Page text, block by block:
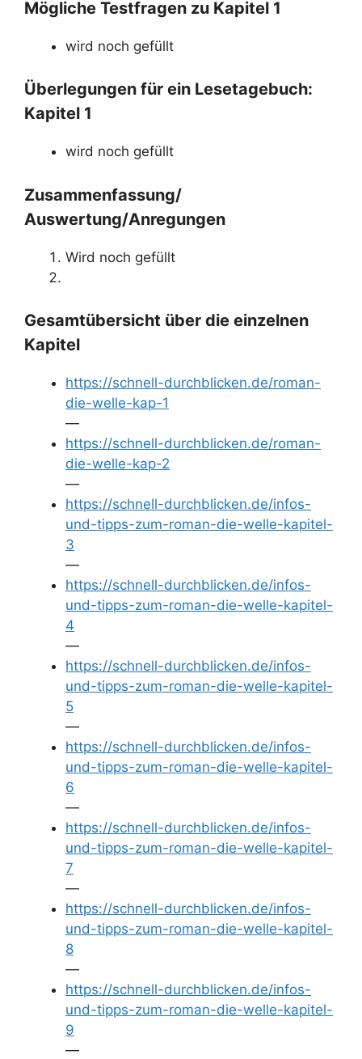
Mögliche Testfragen zu Kapitel 1
wird noch gefüllt
Überlegungen für ein Lesetagebuch:
Kapitel 1
wird noch gefüllt
Zusammenfassung/
Auswertung/Anregungen
Wird noch gefüllt
Gesamtübersicht über die einzelnen
Kapitel
https://schnell-durchblicken.de/roman-
die-welle-kap-1
—
https://schnell-durchblicken.de/roman-
die-welle-kap-2
—
https://schnell-durchblicken.de/infos-
und-tipps-zum-roman-die-welle-kapitel-
3
—
https://schnell-durchblicken.de/infos-
und-tipps-zum-roman-die-welle-kapitel-
4
—
https://schnell-durchblicken.de/infos-
und-tipps-zum-roman-die-welle-kapitel-
5
—
https://schnell-durchblicken.de/infos-
und-tipps-zum-roman-die-welle-kapitel-
6
—
https://schnell-durchblicken.de/infos-
und-tipps-zum-roman-die-welle-kapitel-
7
—
https://schnell-durchblicken.de/infos-
und-tipps-zum-roman-die-welle-kapitel-
8
—
https://schnell-durchblicken.de/infos-
und-tipps-zum-roman-die-welle-kapitel-
9
—